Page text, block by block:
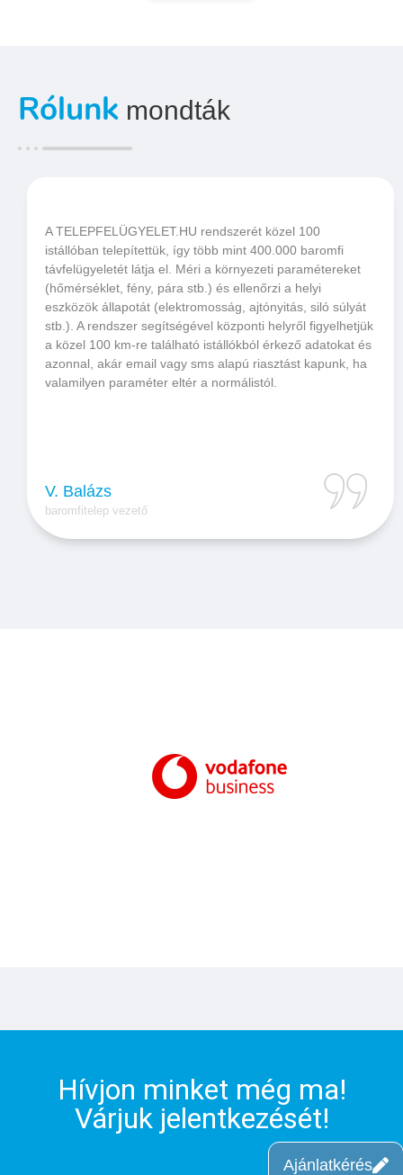
Rólunk mondták
A TELEPFELÜGYELET.HU rendszerét közel 100
istállóban telepítettük, így több mint 400.000 baromfi
távfelügyeletét látja el. Méri a környezeti paramétereket
(hőmérséklet, fény, pára stb.) és ellenőrzi a helyi
eszközök állapotát (elektromosság, ajtónyitás, siló súlyát
stb.). A rendszer segítségével központi helyről figyelhetjük
a közel 100 km-re található istállókból érkező adatokat és
azonnal, akár email vagy sms alapú riasztást kapunk, ha
valamilyen paraméter eltér a normálistól.
V. Balázs
baromfitelep vezető
Ajánlatkérés
Hívjon minket még ma!
Várjuk jelentkezését!